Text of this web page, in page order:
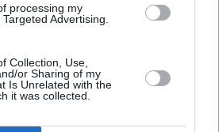
processing my
Advertising.
Collection, Use,
or Sharing of my
Is Unrelated with the
it was collected.